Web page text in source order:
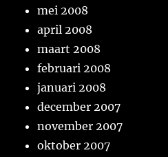
mei 2008
april 2008
maart 2008
februari 2008
januari 2008
december 2007
november 2007
oktober 2007